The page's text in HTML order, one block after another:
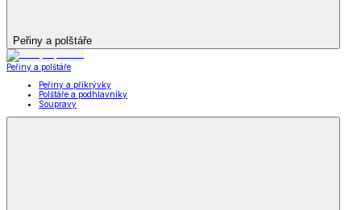
Peřiny a polštáře
Peřiny a polštáře
Peřiny a přikrývky
Polštáře a podhlavníky
Soupravy